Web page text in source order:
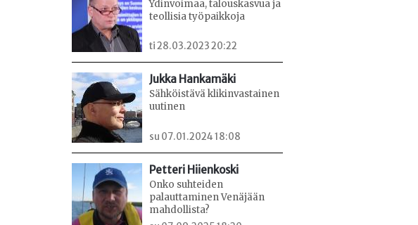
Ydinvoimaa, talouskasvua ja
teollisia työpaikkoja
ti 28.03.2023 20:22
Jukka Hankamäki
Sähköistävä klikinvastainen
uutinen
su 07.01.2024 18:08
Petteri Hiienkoski
Onko suhteiden
palauttaminen Venäjään
mahdollista?